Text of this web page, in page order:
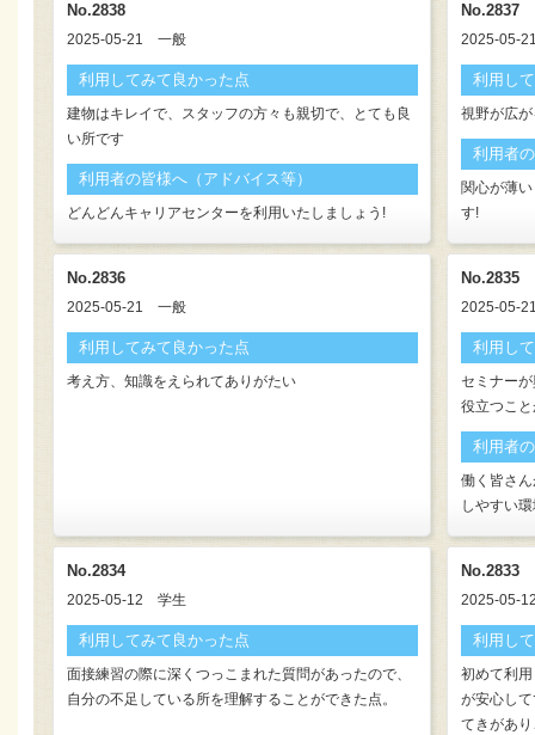
No.2838
2025-05-21 一般
利用してみて良かった点
建物はキレイで、スタッフの方々も親切で、とても良
い所です
利用者の皆様へ（アドバイス等）
どんどんキャリアセンターを利用いたしましょう!
No.2837
2025-05-
利用し
視野が広が
利用者
関心が薄
す!
No.2836
2025-05-21 一般
利用してみて良かった点
考え方、知識をえられてありがたい
No.2835
2025-05-
利用し
セミナー
役立つこ
利用者
働く皆さ
しやすい
No.2834
2025-05-12 学生
利用してみて良かった点
面接練習の際に深くつっこまれた質問があったので、
自分の不足している所を理解することができた点。
No.2833
2025-05-
利用し
初めて利
が安心し
てきがあ